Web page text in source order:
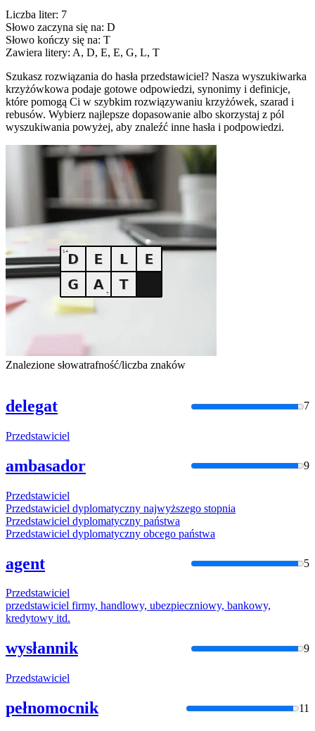
Liczba liter: 7
Słowo zaczyna się na: D
Słowo kończy się na: T
Zawiera litery: A, D, E, E, G, L, T
Szukasz rozwiązania do hasła przedstawiciel? Nasza wyszukiwarka
krzyżówkowa podaje gotowe odpowiedzi, synonimy i definicje,
które pomogą Ci w szybkim rozwiązywaniu krzyżówek, szarad i
rebusów. Wybierz najlepsze dopasowanie albo skorzystaj z pól
wyszukiwania powyżej, aby znaleźć inne hasła i podpowiedzi.
Znalezione słowatrafność/liczba znaków
delegat 7
Przedstawiciel
ambasador 9
Przedstawiciel
Przedstawiciel dyplomatyczny najwyższego stopnia
Przedstawiciel dyplomatyczny państwa
Przedstawiciel dyplomatyczny obcego państwa
agent 5
Przedstawiciel
przedstawiciel firmy, handlowy, ubezpieczniowy, bankowy,
kredytowy itd.
wysłannik 9
Przedstawiciel
pełnomocnik 11